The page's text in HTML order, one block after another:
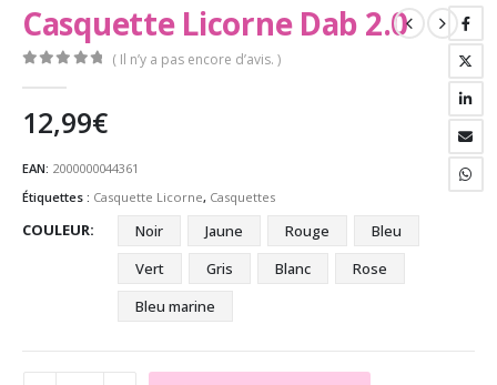
Casquette Licorne Dab 2.0
( Il n’y a pas encore d’avis. )
12,99€
EAN: 2000000044361
Étiquettes : Casquette Licorne, Casquettes
COULEUR Noir Jaune Rouge
Bleu
Vert
Gris Blanc
Rose
Bleu marine